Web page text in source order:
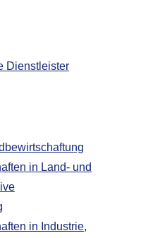
Dienstleister
in Land- und
in Industrie,